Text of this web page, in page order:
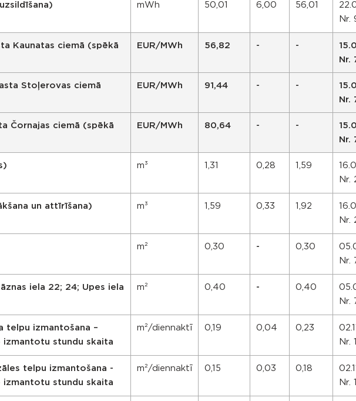
mWh 50,01 6,00 56,01
Nr.
Kaunatas ciemā (spēkā
EUR/MWh 56,82 - -
Nr.
Stoļerovas ciemā
EUR/MWh 91,44 - -
Nr.
Čornajas ciemā (spēkā
EUR/MWh 80,64 - -
Nr.
m³ 1,31 0,28 1,59
Nr.
un attīrīšana) m³ 1,59 0,33 1,92
Nr.
m² 0,30 - 0,30
Nr.
iela 22; 24; Upes iela
m² 0,40 - 0,40
Nr.
telpu izmantošana –
izmantotu stundu skaita
m²/diennaktī 0,19 0,04 0,23
Nr.
telpu izmantošana -
izmantotu stundu skaita
m²/diennaktī 0,15 0,03 0,18
Nr.